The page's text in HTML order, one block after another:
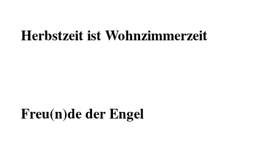
Herbstzeit ist Wohnzimmerzeit
Freu(n)de der Engel